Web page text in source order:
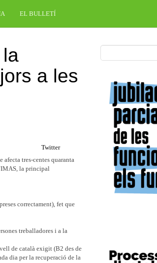
EL BULLETÍ
a les
Twitter
tres-centes quaranta
la principal
correctament), fet que
treballadores i a la
de català exigit (B2 des de
dia per la recuperació de la